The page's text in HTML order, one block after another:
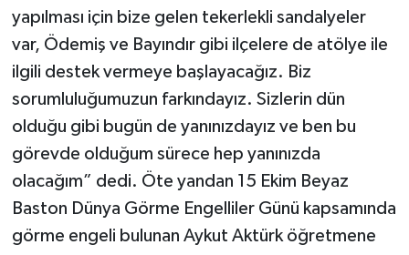
yapılması için bize gelen tekerlekli sandalyeler
var, Ödemiş ve Bayındır gibi ilçelere de atölye ile
ilgili destek vermeye başlayacağız. Biz
sorumluluğumuzun farkındayız. Sizlerin dün
olduğu gibi bugün de yanınızdayız ve ben bu
görevde olduğum sürece hep yanınızda
olacağım” dedi. Öte yandan 15 Ekim Beyaz
Baston Dünya Görme Engelliler Günü kapsamında
görme engeli bulunan Aykut Aktürk öğretmene